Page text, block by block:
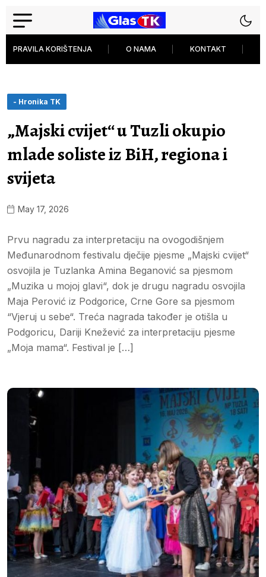
PRAVILA KORIŠTENJA O NAMA KONTAKT
- Hronika TK
„Majski cvijet“ u Tuzli okupio
mlade soliste iz BiH, regiona i
svijeta
May 17, 2026
Prvu nagradu za interpretaciju na ovogodišnjem
Međunarodnom festivalu dječije pjesme „Majski cvijet“
osvojila je Tuzlanka Amina Beganović sa pjesmom
„Muzika u mojoj glavi“, dok je drugu nagradu osvojila
Maja Perović iz Podgorice, Crne Gore sa pjesmom
“Vjeruj u sebe“. Treća nagrada također je otišla u
Podgoricu, Dariji Knežević za interpretaciju pjesme
„Moja mama“. Festival je […]